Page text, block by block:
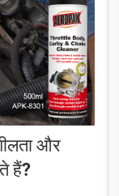
और
हैं?